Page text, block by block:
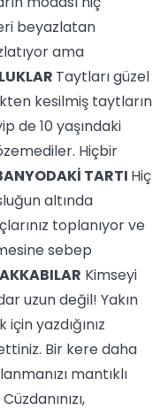
beyazlatan
ama
Taytları güzel
kesilmiş taytların
de 10 yaşındaki
Hiçbir
TARTI Hiç
altında
toplanıyor ve
sebep
Kimseyi
uzun değil! Yakın
yazdığınız
Bir kere daha
mantıklı
Cüzdanınızı,